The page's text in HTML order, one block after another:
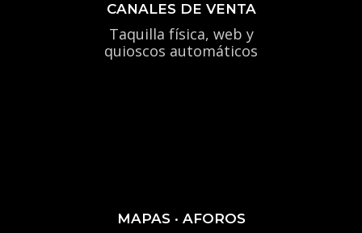
CANALES DE VENTA
Taquilla física, web y
quioscos automáticos
MAPAS · AFOROS